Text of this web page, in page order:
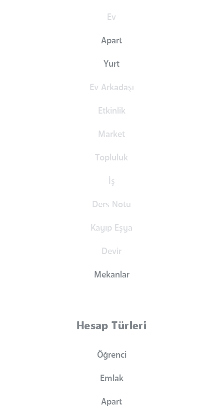
Ev
Apart
Yurt
Ev Arkadaşı
Etkinlik
Market
Topluluk
İş
Ders Notu
Kayıp Eşya
Devir
Mekanlar
Hesap Türleri
Öğrenci
Emlak
Apart